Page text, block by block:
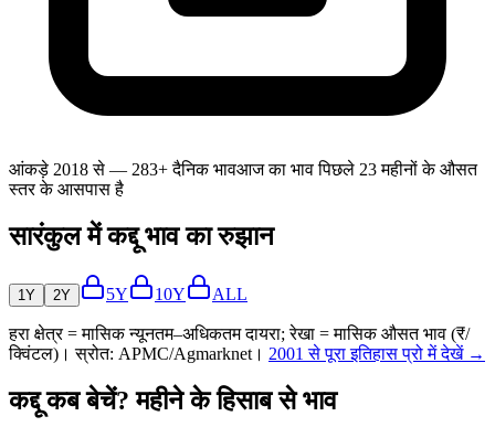
आंकड़े 2018 से — 283+ दैनिक भावआज का भाव पिछले 23 महीनों के औसत
स्तर के आसपास है
सारंकुल में कद्दू भाव का रुझान
1Y 2Y 5Y 10Y ALL
हरा क्षेत्र = मासिक न्यूनतम–अधिकतम दायरा; रेखा = मासिक औसत भाव (₹/
क्विंटल)। स्रोत: APMC/Agmarknet। 2001 से पूरा इतिहास प्रो में देखें →
कद्दू कब बेचें? महीने के हिसाब से भाव